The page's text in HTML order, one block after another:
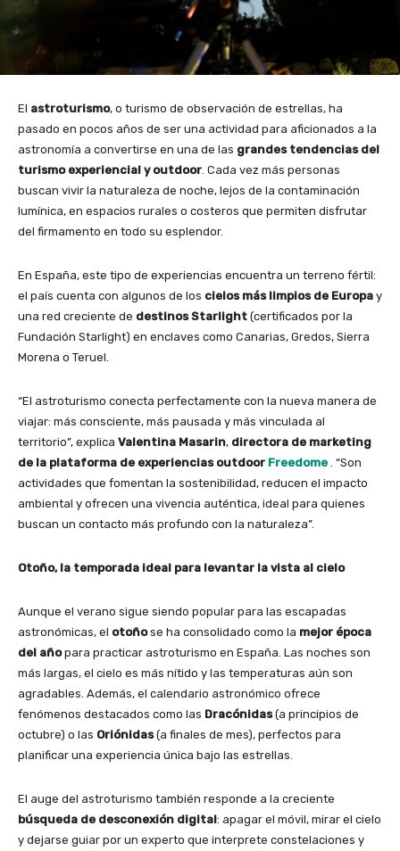
El astroturismo, o turismo de observación de estrellas, ha
pasado en pocos años de ser una actividad para aficionados a la
astronomía a convertirse en una de las grandes tendencias del
turismo experiencial y outdoor . Cada vez más personas
buscan vivir la naturaleza de noche, lejos de la contaminación
lumínica, en espacios rurales o costeros que permiten disfrutar
del firmamento en todo su esplendor.
En España, este tipo de experiencias encuentra un terreno fértil:
el país cuenta con algunos de los cielos más limpios de Europa y
una red creciente de destinos Starlight (certificados por la
Fundación Starlight) en enclaves como Canarias, Gredos, Sierra
Morena o Teruel.
“El astroturismo conecta perfectamente con la nueva manera de
viajar: más consciente, más pausada y más vinculada al
territorio”, explica Valentina Masarin, directora de marketing
de la plataforma de experiencias outdoor Freedome . “Son
actividades que fomentan la sostenibilidad, reducen el impacto
ambiental y ofrecen una vivencia auténtica, ideal para quienes
buscan un contacto más profundo con la naturaleza”.
Otoño, la temporada ideal para levantar la vista al cielo
Aunque el verano sigue siendo popular para las escapadas
astronómicas, el otoñose ha consolidado como la mejor época
del añopara practicar astroturismo en España. Las noches son
más largas, el cielo es más nítido y las temperaturas aún son
agradables. Además, el calendario astronómico ofrece
fenómenos destacados como las Dracónidas(a principios de
octubre) o las Oriónidas(a finales de mes), perfectos para
planificar una experiencia única bajo las estrellas.
El auge del astroturismo también responde a la creciente
búsqueda de desconexión digital: apagar el móvil, mirar el cielo
y dejarse guiar por un experto que interprete constelaciones y